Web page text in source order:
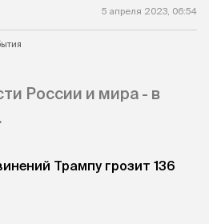
5 апреля 2023, 06:54
России и мира - в
Трампу грозит 136